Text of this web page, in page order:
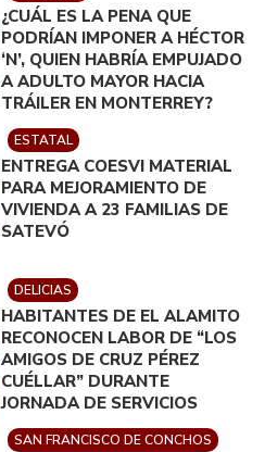
¿CUÁL ES LA PENA QUE
PODRÍAN IMPONER A HÉCTOR
‘N’, QUIEN HABRÍA EMPUJADO
A ADULTO MAYOR HACIA
TRÁILER EN MONTERREY?
ESTATAL
ENTREGA COESVI MATERIAL
PARA MEJORAMIENTO DE
VIVIENDA A 23 FAMILIAS DE
SATEVÓ
DELICIAS
HABITANTES DE EL ALAMITO
RECONOCEN LABOR DE “LOS
AMIGOS DE CRUZ PÉREZ
CUÉLLAR” DURANTE
JORNADA DE SERVICIOS
COMUNITARIOS
SAN FRANCISCO DE CONCHOS